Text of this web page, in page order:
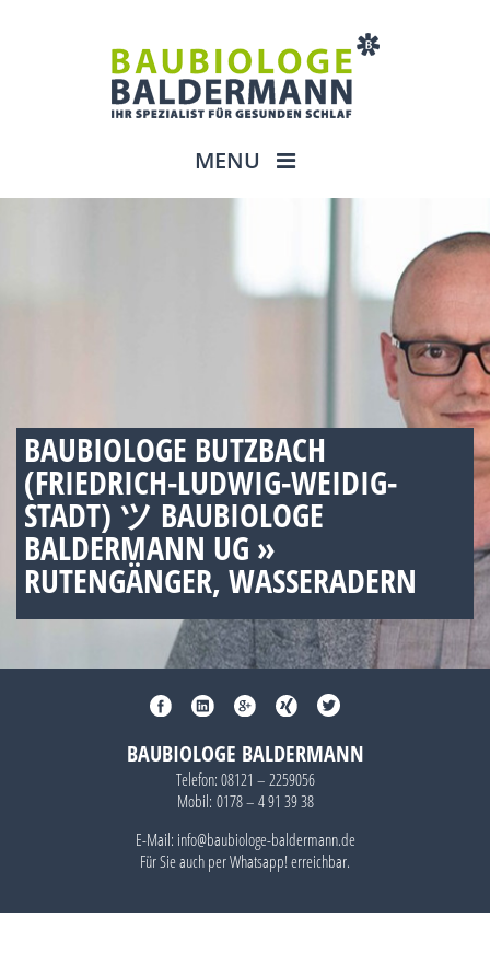
MENU
BAUBIOLOGE BUTZBACH
(FRIEDRICH-LUDWIG-WEIDIG-
STADT) ツ BAUBIOLOGE
BALDERMANN UG »
RUTENGÄNGER, WASSERADERN
BAUBIOLOGE BALDERMANN
Telefon: 08121 – 2259056
Mobil: 0178 – 4 91 39 38
E-Mail: info@baubiologe-baldermann.de
Für Sie auch perWhatsapp!erreichbar.